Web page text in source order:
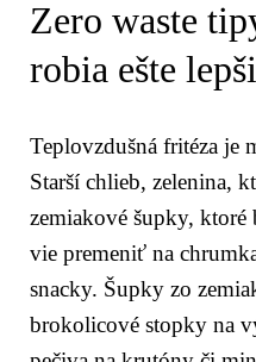
Zero waste
robia ešte
Teplovzdušná fritéza je
Starší chlieb, zelenina,
zemiakové šupky,
vie premeniť na
snacky. Šupky zo
brokolicové stopky na